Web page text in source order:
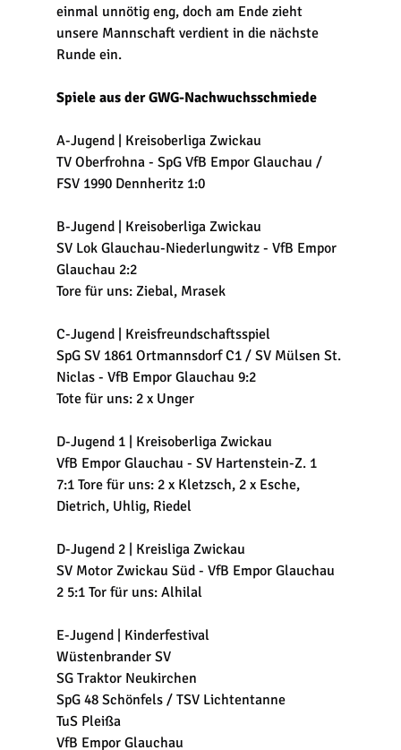
einmal unnötig eng, doch am Ende zieht
unsere Mannschaft verdient in die nächste
Runde ein.
Spiele aus der GWG-Nachwuchsschmiede
A-Jugend | Kreisoberliga Zwickau
TV Oberfrohna - SpG VfB Empor Glauchau /
FSV 1990 Dennheritz 1:0
B-Jugend | Kreisoberliga Zwickau
SV Lok Glauchau-Niederlungwitz - VfB Empor
Glauchau 2:2
Tore für uns: Ziebal, Mrasek
C-Jugend | Kreisfreundschaftsspiel
SpG SV 1861 Ortmannsdorf C1 / SV Mülsen St.
Niclas - VfB Empor Glauchau 9:2
Tote für uns: 2 x Unger
D-Jugend 1 | Kreisoberliga Zwickau
VfB Empor Glauchau - SV Hartenstein-Z. 1
7:1 Tore für uns: 2 x Kletzsch, 2 x Esche,
Dietrich, Uhlig, Riedel
D-Jugend 2 | Kreisliga Zwickau
SV Motor Zwickau Süd - VfB Empor Glauchau
2 5:1 Tor für uns: Alhilal
E-Jugend | Kinderfestival
Wüstenbrander SV
SG Traktor Neukirchen
SpG 48 Schönfels / TSV Lichtentanne
TuS Pleißa
VfB Empor Glauchau